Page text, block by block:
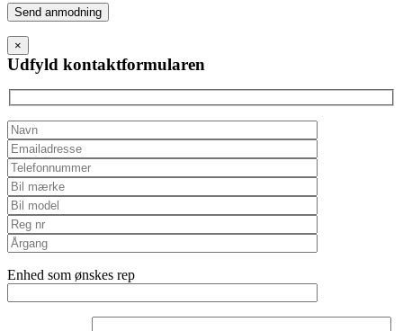
Please
leave
this
field
empty.
×
Udfyld kontaktformularen
Enhed som ønskes rep